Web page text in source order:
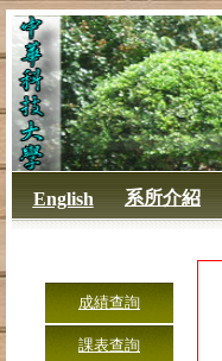
English 系所介紹
成績查詢
課表查詢